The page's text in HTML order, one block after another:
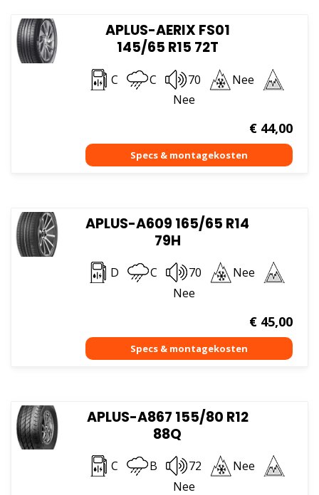
APLUS-AERIX FS01
145/65 R15 72T
C C 70
Nee
Nee
€44,00
APLUS-A609 165/65 R14
79H
D C 70
Nee
Nee
€45,00
APLUS-A867 155/80 R12
88Q
C B 72
Nee
Nee